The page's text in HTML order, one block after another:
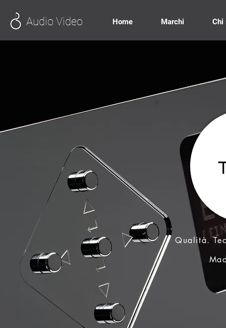
Audio Video Home Marchi Chi
Qualità.